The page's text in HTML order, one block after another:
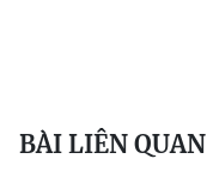
BÀI LIÊN QUAN